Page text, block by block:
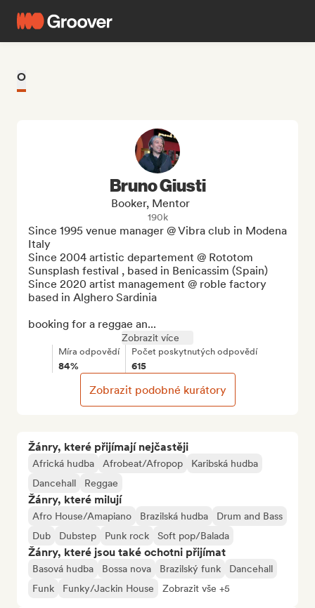
O
Žánry, které přijímají nejčastěji
Africká hudba Afrobeat/Afropop
Karibská hudba
Dancehall
Reggae
Žánry, které milují
Afro House/Amapiano Brazilská hudba
Drum and Bass
Dub
Dubstep Punk rock Soft pop/Balada
Žánry, které jsou také ochotni přijímat
Basová hudba Bossa nova Brazilský funk
Dancehall
Funk
Funky/Jackin House Zobrazit vše +5
Bruno Giusti
Booker, Mentor
190k
Since 1995 venue manager @ Vibra club in Modena
Italy
Since 2004 artistic departement @ Rototom
Sunsplash festival , based in Benicassim (Spain)
Since 2020 artist management @ roble factory
based in Alghero Sardinia
booking for a reggae an...
Zobrazit více
Míra odpovědí
84%
Počet poskytnutých odpovědí
615
Zobrazit podobné kurátory